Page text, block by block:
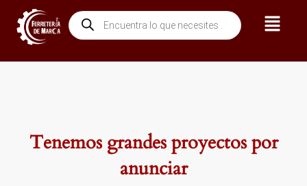
contenido
Búsqueda
de
productos
Menú
Tenemos grandes proyectos por
anunciar